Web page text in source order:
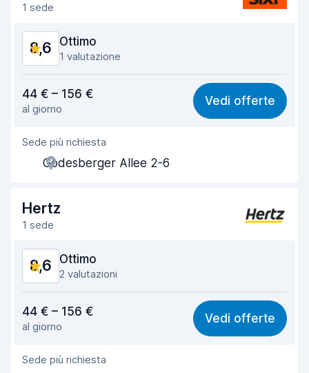
1 sede
8,6 Ottimo
1 valutazione
8,5
Facile da trovare 8,2
Gentilezza degli agenti
Rapidità del ritiro
Rapidità della riconsegna 8,2
Condizioni dell'auto
44 € – 156 €
al giorno
Vedi offerte
Sede più richiesta
Godesberger Allee 2-6
Hertz
1 sede
8,6 Ottimo
2 valutazioni
8,6
Facile da trovare 8,2
Gentilezza degli agenti
44 € – 156 €
al giorno
Vedi offerte
Sede più richiesta